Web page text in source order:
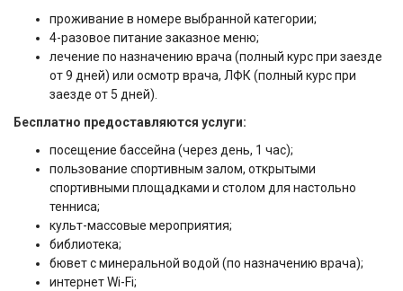
проживание в номере выбранной категории;
4-разовое питание заказное меню;
лечение по назначению врача (полный курс при заезде
от 9 дней) или осмотр врача, ЛФК (полный курс при
заезде от 5 дней).
Бесплатно предоставляются услуги:
посещение бассейна (через день, 1 час);
пользование спортивным залом, открытыми
спортивными площадками и столом для настольно
тенниса;
культ-массовые мероприятия;
библиотека;
бювет с минеральной водой (по назначению врача);
интернет Wi-Fi;